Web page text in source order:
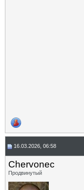
16.03.2026, 06:58
Chervonec
Продвинутый